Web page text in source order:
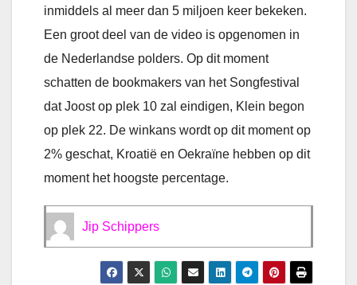
inmiddels al meer dan 5 miljoen keer bekeken.
Een groot deel van de video is opgenomen in
de Nederlandse polders. Op dit moment
schatten de bookmakers van het Songfestival
dat Joost op plek 10 zal eindigen, Klein begon
op plek 22. De winkans wordt op dit moment op
2% geschat, Kroatië en Oekraïne hebben op dit
moment het hoogste percentage.
Jip Schippers